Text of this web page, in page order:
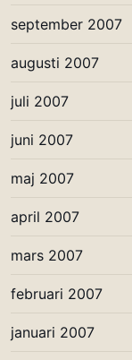
september 2007
augusti 2007
juli 2007
juni 2007
maj 2007
april 2007
mars 2007
februari 2007
januari 2007